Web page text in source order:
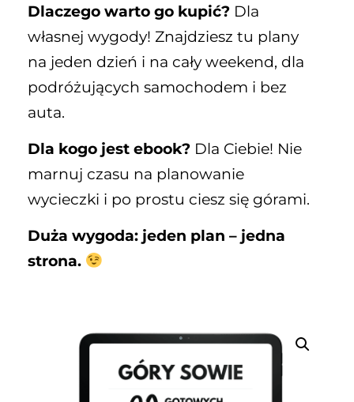
Dlaczego warto go kupić? Dla
własnej wygody! Znajdziesz tu plany
na jeden dzień i na cały weekend, dla
podróżujących samochodem i bez
auta.
Dla kogo jest ebook? Dla Ciebie! Nie
marnuj czasu na planowanie
wycieczki i po prostu ciesz się górami.
Duża wygoda: jeden plan – jedna
strona.